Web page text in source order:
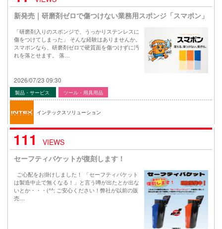
新発売｜研磨剤ゼロで傷つけない業務用スポンジ「スマポン」
「研磨剤入りのスポンジで、うっかりステンレスに
傷をつけてしまった」 そんな経験はありませんか。
スマポンなら、研磨剤ゼロで硬質面を傷つけずに汚
れを落とせます。 落…
2026/07/23 09:30
製品・サービス ツール・用具用品
インテックスソリューション
111
VIEWS
セーフティバケットが復刻します！
ご心配をお掛けしました！ 「セーフティバケット
は製造中止で無くなる！」と言う噂が出たとか出な
いとか・・・(^^; ご安心ください！弊社が以前の販
売…